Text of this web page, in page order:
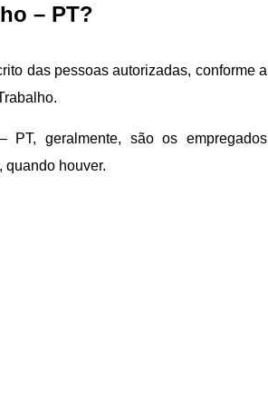
– PT?
das pessoas autorizadas, conforme a
geralmente, são os empregados
quando houver.